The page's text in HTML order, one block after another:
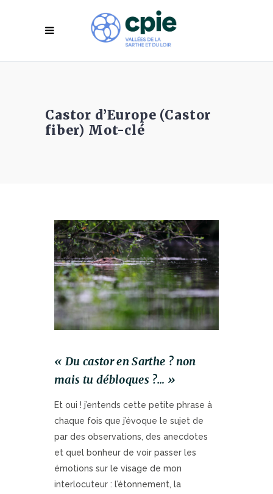
Castor d’Europe (Castor
fiber) Mot-clé
« Du castor en Sarthe ? non
mais tu débloques ?… »
Et oui ! j’entends cette petite phrase à
chaque fois que j’évoque le sujet de
par des observations, des anecdotes
et quel bonheur de voir passer les
émotions sur le visage de mon
interlocuteur : l’étonnement, la